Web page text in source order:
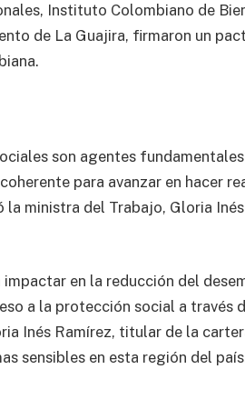
Instituto Colombiano de
de La Guajira, firmaron un
son agentes
para avanzar en hacer
ministra del Trabajo, Gloria
en la reducción del
a la protección social a través
Inés Ramírez, titular de la
sensibles en esta región del